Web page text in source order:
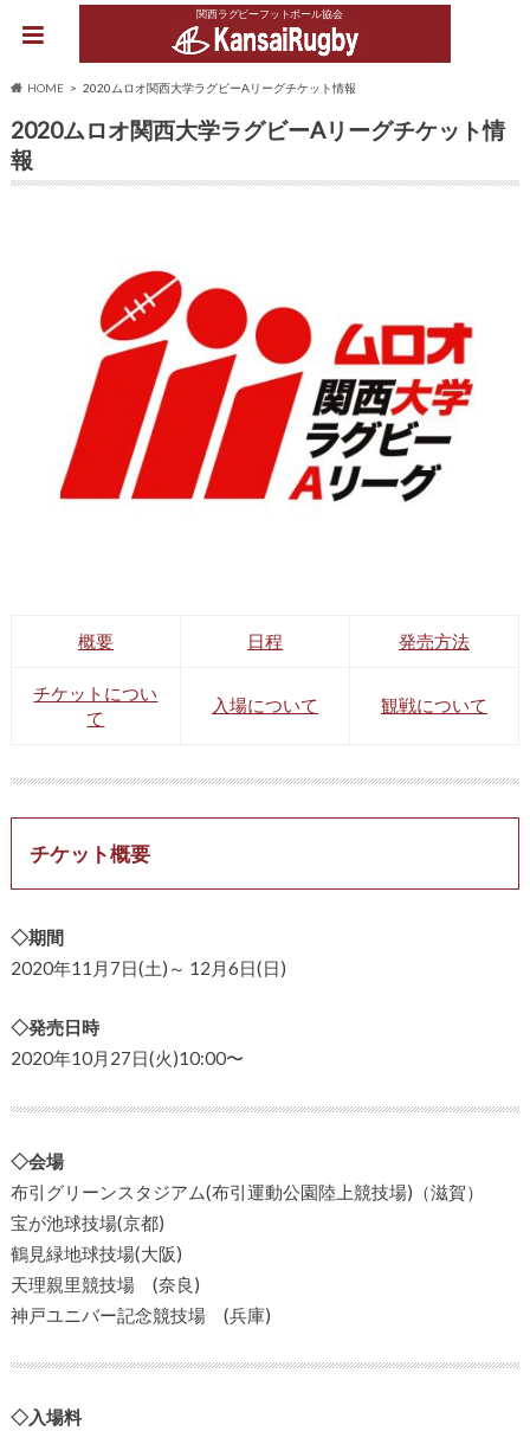
関西ラグビーフットボール協会
HOME 2020ムロオ関西大学ラグビーAリーグチケット情報
2020ムロオ関西大学ラグビーAリーグチケット情
報
概要 日程 発売方法
チケットについ
て
入場について 観戦について
チケット概要
◇期間
2020年11月7日(土)～ 12月6日(日)
◇発売日時
2020年10月27日(火)10:00〜
◇会場
布引グリーンスタジアム(布引運動公園陸上競技場)（滋賀）
宝が池球技場(京都)
鶴見緑地球技場(大阪)
天理親里競技場 (奈良)
神戸ユニバー記念競技場 (兵庫)
◇入場料